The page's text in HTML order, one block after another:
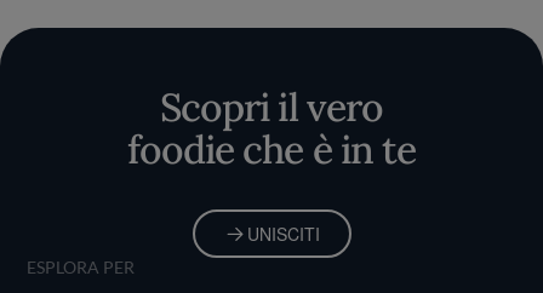
Scopri il vero
foodie che è in te
UNISCITI
ESPLORA PER